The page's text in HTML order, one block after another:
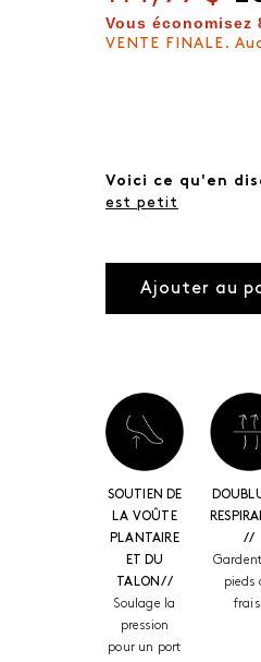
Vous économisez
VENTE FINALE.
Voici ce qu'en
est petit
Ajouter au
SOUTIEN DE
LA VOÛTE
PLANTAIRE
ET DU
TALON //
Soulage la
pression
pour un port
//
pieds